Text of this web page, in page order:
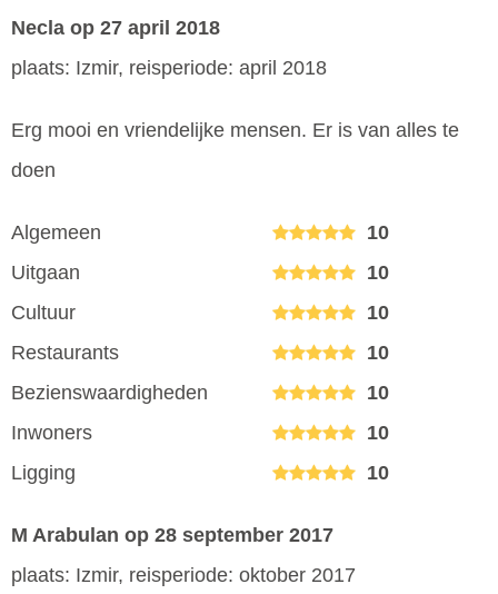
Necla op 27 april 2018
plaats: Izmir, reisperiode: april 2018
Erg mooi en vriendelijke mensen. Er is van alles te
doen
Algemeen
10
Uitgaan
10
Cultuur
10
Restaurants
10
Bezienswaardigheden
10
Inwoners
10
Ligging
10
M Arabulan op 28 september 2017
plaats: Izmir, reisperiode: oktober 2017